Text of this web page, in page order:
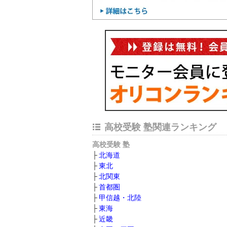
高校受験 塾関連ランキング
高校受験 塾
北海道
東北
北関東
首都圏
甲信越・北陸
東海
近畿